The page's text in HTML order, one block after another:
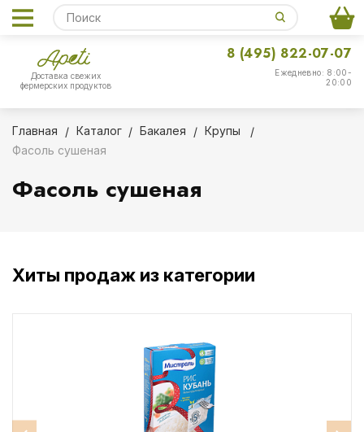
Доставка свежих
фермерских продуктов
Ежедневно: 8:00-
20:00
8 (495) 822-07-07
Главная Каталог Бакалея
Крупы
Фасоль сушеная
Фасоль сушеная
Хиты продаж из категории